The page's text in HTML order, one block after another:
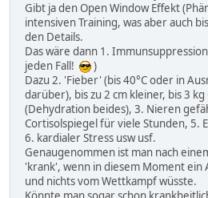
Gibt ja den Open Window Effekt
intensiven Training, was aber auch
den Details.
Das wäre dann 1.
jeden Fall!
)
Dazu 2. 'Fieber' (bis 40°C oder in
darüber), bis zu 2 cm kleiner, bis 3
(Dehydration beides), 3. Nieren
Cortisolspiegel für viele Stunden, 5.
6. kardialer Stress usw usf.
Genaugenommen ist man nach
'krank', wenn in diesem Moment
und nichts vom Wettkampf wüsste.